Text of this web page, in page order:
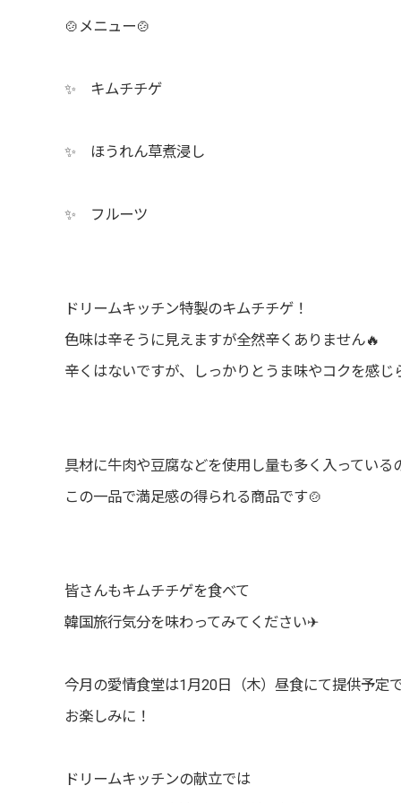
🍲メニュー🍲
✨ キムチチゲ
✨ ほうれん草煮浸し
✨ フルーツ
ドリームキッチン特製のキムチチゲ！
色味は辛そうに見えますが全然辛くありません🔥
辛くはないですが、しっかりとうま味やコクを感じ
具材に牛肉や豆腐などを使用し量も多く入っている
この一品で満足感の得られる商品です🍲
皆さんもキムチチゲを食べて
韓国旅行気分を味わってみてください✈
今月の愛情食堂は1月20日（木）昼食にて提供予定で
お楽しみに！
ドリームキッチンの献立では